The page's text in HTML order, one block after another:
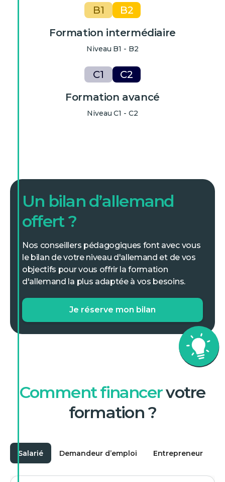
B1
B2
Formation intermédiaire
Niveau B1 - B2
C1
C2
Formation avancé
Niveau C1 - C2
Un bilan d’allemand
offert ?
Nos conseillers pédagogiques font avec vous
le bilan de votre niveau d'allemand et de vos
objectifs pour vous offrir la formation
d'allemand la plus adaptée à vos besoins.
Je réserve mon bilan
Comment financervotre
formation ?
Salarié Demandeur d’emploi Entrepreneur